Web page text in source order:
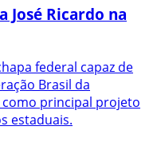
José Ricardo na
federal capaz de
Brasil da
como principal projeto
estaduais.